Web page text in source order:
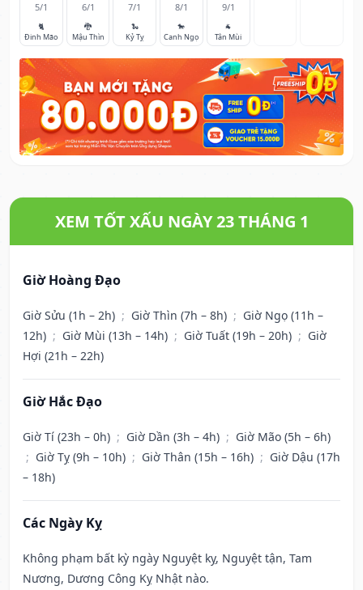
5/1
🐈
Đinh Mão
6/1
🐉
Mậu Thìn
7/1
🐍
Kỷ Tỵ
8/1
🐎
Canh Ngọ
9/1
🐐
Tân Mùi
XEM TỐT XẤU NGÀY 23 THÁNG 1
Giờ Hoàng Đạo
Giờ Sửu (1h – 2h) ; Giờ Thìn (7h – 8h) ; Giờ Ngọ (11h –
12h) ; Giờ Mùi (13h – 14h) ; Giờ Tuất (19h – 20h) ; Giờ
Hợi (21h – 22h)
Giờ Hắc Đạo
Giờ Tí (23h – 0h) ; Giờ Dần (3h – 4h) ; Giờ Mão (5h – 6h)
; Giờ Tỵ (9h – 10h) ; Giờ Thân (15h – 16h) ; Giờ Dậu (17h
– 18h)
Các Ngày Kỵ
Không phạm bất kỳ ngày Nguyệt kỵ, Nguyệt tận, Tam
Nương, Dương Công Kỵ Nhật nào.